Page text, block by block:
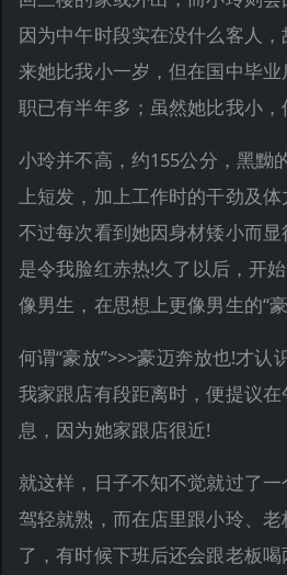
因为中午时段实在没什么客人
来她比我小一岁，但在国中毕
职已有半年多；虽然她比我小
小玲并不高，约155公分，黑黝
上短发，加上工作时的干劲及
不过每次看到她因身材矮小而
是令我脸红赤热!久了以后，开
像男生，在思想上更像男生的“豪
何谓“豪放”>>>豪迈奔放也!才认
我家跟店有段距离时，便提议
息，因为她家跟店很近!
就这样，日子不知不觉就过了
驾轻就熟，而在店里跟小玲、
了，有时候下班后还会跟老板